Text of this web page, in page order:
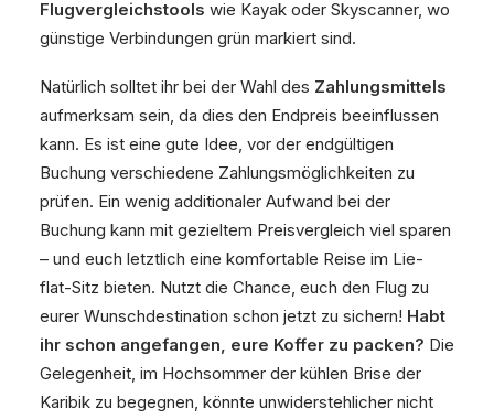
Flugvergleichstools wie Kayak oder Skyscanner, wo
günstige Verbindungen grün markiert sind.
Natürlich solltet ihr bei der Wahl des Zahlungsmittels
aufmerksam sein, da dies den Endpreis beeinflussen
kann. Es ist eine gute Idee, vor der endgültigen
Buchung verschiedene Zahlungsmöglichkeiten zu
prüfen. Ein wenig additionaler Aufwand bei der
Buchung kann mit gezieltem Preisvergleich viel sparen
– und euch letztlich eine komfortable Reise im Lie-
flat-Sitz bieten. Nutzt die Chance, euch den Flug zu
eurer Wunschdestination schon jetzt zu sichern! Habt
ihr schon angefangen, eure Koffer zu packen? Die
Gelegenheit, im Hochsommer der kühlen Brise der
Karibik zu begegnen, könnte unwiderstehlicher nicht